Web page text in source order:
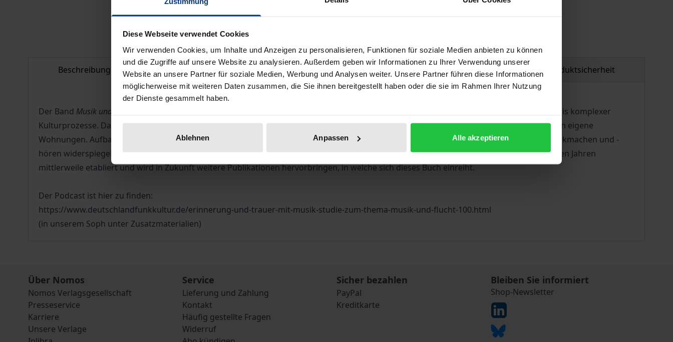
Diese Webseite verwendet Cookies
Wir verwenden Cookies, um Inhalte und Anzeigen zu personalisieren, Funktionen für soziale Medien anbieten zu können
und die Zugriffe auf unsere Website zu analysieren. Außerdem geben wir Informationen zu Ihrer Verwendung unserer
Website an unsere Partner für soziale Medien, Werbung und Analysen weiter. Unsere Partner führen diese Informationen
möglicherweise mit weiteren Daten zusammen, die Sie ihnen bereitgestellt haben oder die sie im Rahmen Ihrer Nutzung
der Dienste gesammelt haben.
Ablehnen Anpassen Alle akzeptieren
Hinweise zu Versandkosten
Beschreibung Bibliografische Angaben Rezensionen Zusatzmaterial Produktsicherheit
Der Band Musik und Flucht
beleuchtet Musik im Kontext jüngster Fluchtprozesse nach Berlin und leistet somit einen Beitrag zum Verständnis komplexer
Kulturprozesse. Dazu begleitete Sean Prieske geflüchtete Menschen über mehrere Jahre, vom ersten Ankommen in Notunterkünften bis in eigene
Wohnungen. Aufbauend auf Methoden der Musikethnologie und Musiksoziologie zeigt er, wie sich ihr Ankommen in Deutschland im Musikmachen und -
hören widerspiegelt und wie Musik gleichzeitig in ihrem Lebensalltag wirkt. Die Forschung zu Musik und Flucht hat sich in den vergangenen Jahren
mittlerweile etabliert und wird in Zukunft weitere Publikationen hervorbringen, in welche sich dieses Buch einreiht.
Der Podcast ist hier zu finden:
https://www.deutschlandfunkkultur.de/erinnerung-und-trauer-mit-musik-studie-zum-thema-musik-und-flucht-100.html
(in unserem Soph unter Zusatzmaterialien)
Über Nomos
Nomos Verlagsgesellschaft
Presseservice
Karriere
Unsere Verlage
Service
Lieferung und Zahlung
Kontakt
Häufig gestellte Fragen
Widerruf
Sicher bezahlen
PayPal
Kreditkarte
Bleiben Sie informiert
Shop-Newsletter